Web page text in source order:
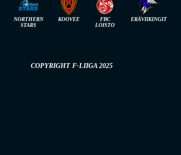
NORTHERN
STARS
KOOVEE
FBC
LOISTO
ERÄVIIKINGIT
COPYRIGHT F-LIIGA 2025